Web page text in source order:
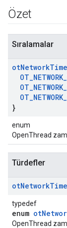
Özet
Sıralamalar
otNetworkTime
OT_NETWORK_
OT_NETWORK_
OT_NETWORK_
}
enum
OpenThread
Türdefler
otNetworkTime
typedef
enum
OpenThread